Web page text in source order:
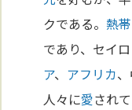
クである。熱
であり、セイ
ア、 アフリカ
人々に愛され